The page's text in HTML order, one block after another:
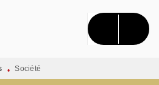
CONTENU
• Société